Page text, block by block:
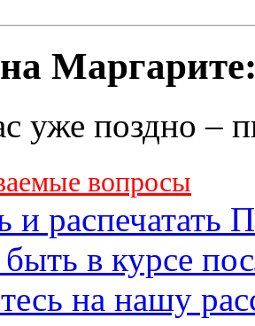
уже поздно –
вопросы
и
в курсе
на нашу